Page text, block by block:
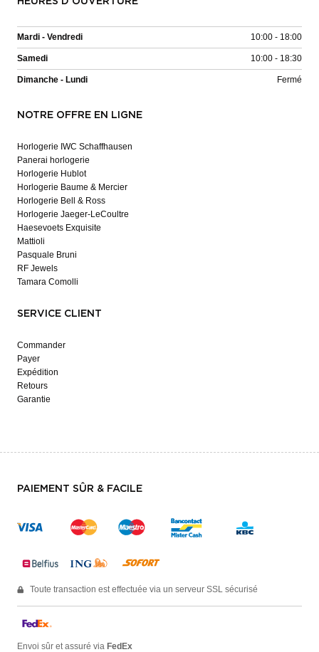
Mardi - Vendredi 10:00 - 18:00
Samedi 10:00 - 18:30
Dimanche - Lundi Fermé
NOTRE OFFRE EN LIGNE
Horlogerie IWC Schaffhausen
Panerai horlogerie
Horlogerie Hublot
Horlogerie Baume & Mercier
Horlogerie Bell & Ross
Horlogerie Jaeger-LeCoultre
Haesevoets Exquisite
Mattioli
Pasquale Bruni
RF Jewels
Tamara Comolli
SERVICE CLIENT
Commander
Payer
Expédition
Retours
Garantie
PAIEMENT SÛR & FACILE
Toute transaction est effectuée via un serveur SSL sécurisé
Envoi sûr et assuré via FedEx